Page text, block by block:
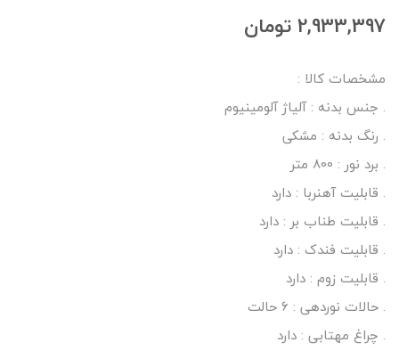
2,933,397 تومان
مشخصات کالا :
. جنس بدنه : آلیاژ آلومینیوم
. رنگ بدنه : مشکی
. برد نور : 800 متر
. قابلیت آهنربا : دارد
. قابلیت طناب بر : دارد
. قابلیت فندک : دارد
. قابلیت زوم : دارد
. حالات نوردهی : 6 حالت
. چراغ مهتابی : دارد